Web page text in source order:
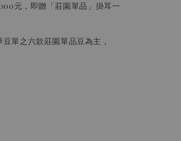
元，即贈「莊園單品」掛耳一
單之六款莊園單品豆為主，